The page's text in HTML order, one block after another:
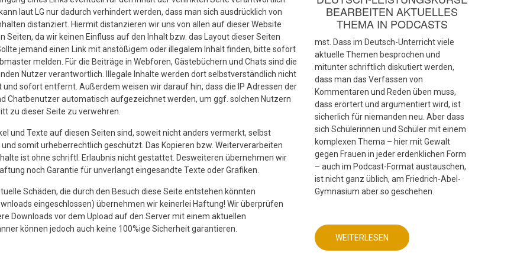
laut LG nur dadurch verhindert werden, dass man sich ausdrücklich von
distanziert. Hiermit distanzieren wir uns von allen auf dieser Website
Seiten, da wir keinen Einfluss auf den Inhalt bzw. das Layout dieser Seiten
jemand einen Link mit anstößigem oder illegalem Inhalt finden, bitte sofort
melden. Für die Beiträge in Webforen, Gästebüchern und Chats sind die
Nutzer verantwortlich. Illegale Inhalte werden dort selbstverständlich nicht
und sofort entfernt. Außerdem weisen wir darauf hin, dass die IP Adressen der
Chatbenutzer automatisch aufgezeichnet werden, um ggf. solchen Nutzern
zu dieser Seite zu verwehren.
und Texte auf diesen Seiten sind, soweit nicht anders vermerkt, selbst
somit urheberrechtlich geschützt. Das Kopieren bzw. Weiterverarbeiten
ist ohne schriftl. Erlaubnis nicht gestattet. Desweiteren übernehmen wir
noch Garantie für unverlangt eingesandte Texte oder Grafiken.
Schäden, die durch den Besuch diese Seite entstehen könnten
eingeschlossen) übernehmen wir keinerlei Haftung! Wir überprüfen
Downloads vor dem Upload auf den Server mit einem aktuellen
können jedoch auch keine 100%ige Sicherheit garantieren.
BEARBEITEN AKTUELLES
THEMA IN PODCASTS
mst. Dass im Deutsch-Unterricht viele
aktuelle Themen besprochen und
mitunter schriftlich diskutiert werden,
dass man das Verfassen von
Kommentaren und Reden üben muss,
dass erörtert und argumentiert wird, ist
sicherlich für niemanden neu. Aber dass
sich Schülerinnen und Schüler mit einem
komplexen Thema – hier mit Gewalt
gegen Frauen in jeder erdenklichen Form
– auch im Podcast-Format austauschen,
ist nicht ganz üblich, am Friedrich-Abel-
Gymnasium aber so geschehen.
WEITERLESEN ÜBER
DEUTSCHUNTERRICHT